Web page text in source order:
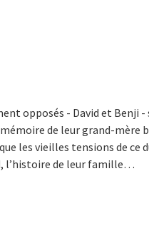
opposés - David et Benji
de leur grand-mère
les vieilles tensions de ce
l’histoire de leur famille…